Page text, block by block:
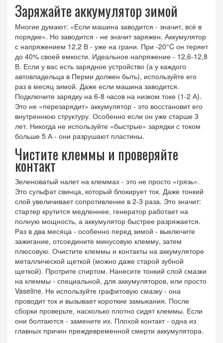
Заряжайте аккумулятор зимой
Многие думают: «Если машина заводится - значит, всё в
порядке». Но заводится - не значит заряжен. Аккумулятор
с напряжением 12,2 В - уже на грани. При -20°C он теряет
до 40% своей емкости. Идеальное напряжение - 12,6-12,8
В. Если у вас есть зарядное устройство (а у каждого
автовладельца в Перми должен быть), используйте его
раз в месяц зимой. Даже если машина заводится.
Подключите зарядку на 6-8 часов на низком токе (1-2 А).
Это не «перезарядит» аккумулятор - это восстановит его
внутреннюю структуру. Особенно если он уже старше 3
лет. Никогда не используйте «быстрые» зарядки с током
больше 5 А - они разрушают пластины.
Чистите клеммы и проверяйте
контакт
Зеленоватый налет на клеммах - это не просто «грязь».
Это сульфат свинца, который блокирует ток. Даже тонкий
слой увеличивает сопротивление в 2-3 раза. Это значит:
стартер крутится медленнее, генератор работает на
полную мощность, а аккумулятор быстрее разряжается.
Раз в два месяца - особенно перед зимой - выключите
зажигание, отсоедините минусовую клемму, затем
плюсовую. Очистите клеммы и контакты на аккумуляторе
металлической щеткой (можно даже старой зубной
щеткой). Протрите спиртом. Нанесите тонкий слой смазки
на клеммы - специальной, для аккумуляторов, или просто
Vaseline. Не используйте графитовую смазку - она
проводит ток и вызывает короткие замыкания. После
сборки проверьте, насколько плотно сидят клеммы. Если
они болтаются - замените их. Плохой контакт - одна из
главных причин преждевременной смерти аккумулятора.